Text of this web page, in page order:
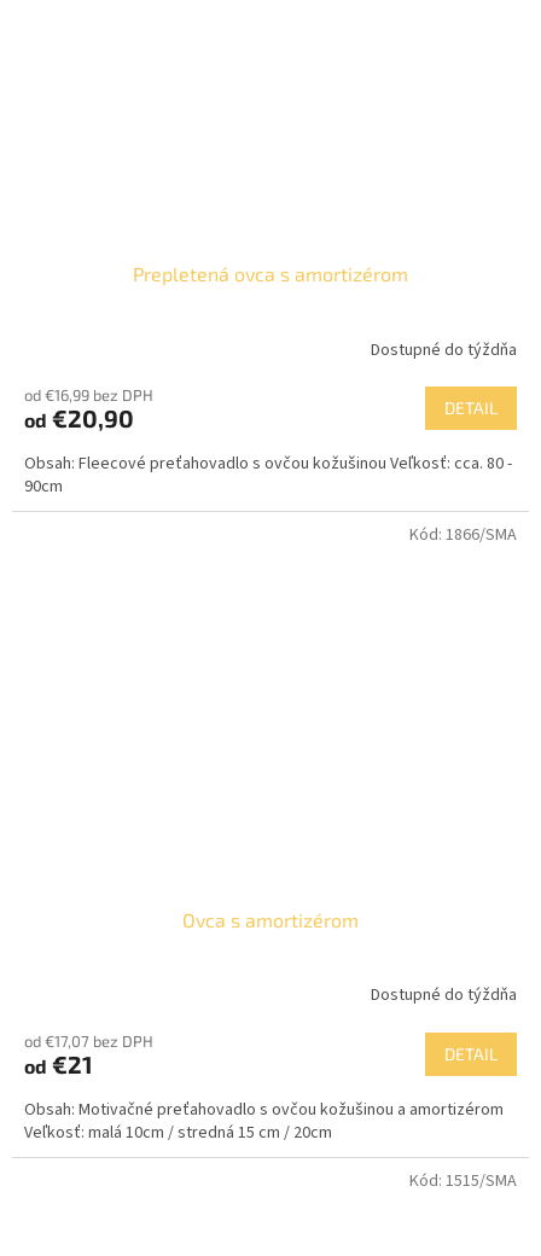
Prepletená ovca s amortizérom
Dostupné do týždňa
od €16,99 bez DPH
od €20,90 DETAIL
Obsah: Fleecové preťahovadlo s ovčou kožušinou Veľkosť: cca. 80 -
90cm
Ovca s amortizérom
Dostupné do týždňa
od €17,07 bez DPH
od €21 DETAIL
Obsah: Motivačné preťahovadlo s ovčou kožušinou a amortizérom
Veľkosť: malá 10cm / stredná 15 cm / 20cm
Kód: 1866/SMA
Kód: 1515/SMA